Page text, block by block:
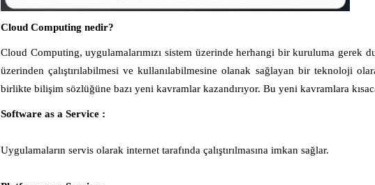
Cloud Computing nedir?
Cloud Computing, uygulamalarımızı sistem üzerinde herhangi bir kuruluma gerek
üzerinden çalıştırılabilmesi ve kullanılabilmesine olanak sağlayan bir teknoloji
birlikte bilişim sözlüğüne bazı yeni kavramlar kazandırıyor. Bu yeni kavramlara
Software as a Service :
Uygulamaların servis olarak internet tarafında çalıştırılmasına imkan sağlar.